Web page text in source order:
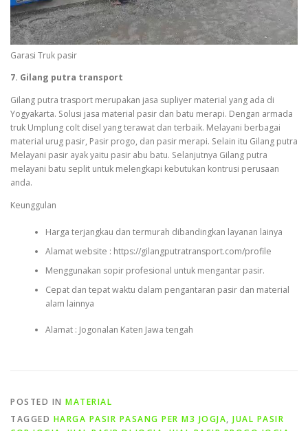
Garasi Truk pasir
7. Gilang putra transport
Gilang putra trasport merupakan jasa supliyer material yang ada di
Yogyakarta. Solusi jasa material pasir dan batu merapi. Dengan armada
truk Umplung colt disel yang terawat dan terbaik. Melayani berbagai
material urug pasir, Pasir progo, dan pasir merapi. Selain itu Gilang putra
Melayani pasir ayak yaitu pasir abu batu. Selanjutnya Gilang putra
melayani batu seplit untuk melengkapi kebutukan kontrusi perusaan
anda.
Keunggulan
Harga terjangkau dan termurah dibandingkan layanan lainya
Alamat website : https://gilangputratransport.com/profile
Menggunakan sopir profesional untuk mengantar pasir.
Cepat dan tepat waktu dalam pengantaran pasir dan material
alam lainnya
Alamat : Jogonalan Katen Jawa tengah
POSTED IN MATERIAL
TAGGED HARGA PASIR PASANG PER M3 JOGJA, JUAL PASIR